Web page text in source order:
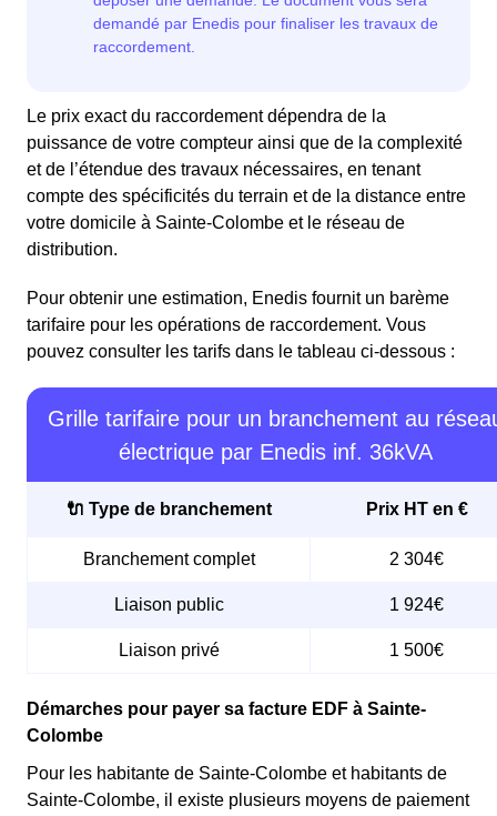
Le prix exact du raccordement dépendra de la
puissance de votre compteur ainsi que de la complexité
et de l’étendue des travaux nécessaires, en tenant
compte des spécificités du terrain et de la distance entre
votre domicile à Sainte-Colombe et le réseau de
distribution.
Pour obtenir une estimation, Enedis fournit un barème
tarifaire pour les opérations de raccordement. Vous
pouvez consulter les tarifs dans le tableau ci-dessous :
Grille tarifaire pour un branchement au
électrique par Enedis inf. 36kVA
🔌 Type de branchement Prix HT en €
Branchement complet 2 304€
Liaison public 1 924€
Liaison privé 1 500€
Démarches pour payer sa facture EDF à Sainte-
Colombe
Pour les habitante de Sainte-Colombe et habitants de
Sainte-Colombe, il existe plusieurs moyens de paiement